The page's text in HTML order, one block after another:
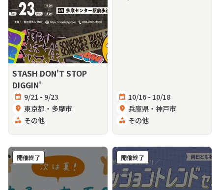
STASH DON'T STOP
DIGGIN'
calendar_month 9/21 - 9/23
location_on 東京都・多摩市
category その他
calendar_month 10/16 - 10/18
location_on 兵庫県・神戸市
category その他
開催終了 開催終了